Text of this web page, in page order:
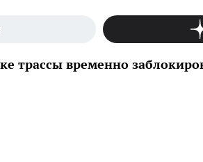
трассы временно